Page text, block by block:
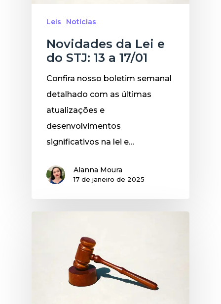
Leis Notícias
Novidades da Lei e
do STJ: 13 a 17/01
Confira nosso boletim semanal
detalhado com as últimas
atualizações e
desenvolvimentos
significativos na lei e…
Alanna Moura
17 de janeiro de 2025